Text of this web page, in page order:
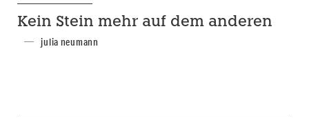
Kein Stein mehr auf dem anderen
julia neumann